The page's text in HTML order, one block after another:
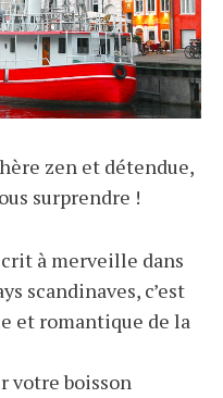
zen et détendue,
surprendre !
à merveille dans
scandinaves, c’est
et romantique de la
votre boisson